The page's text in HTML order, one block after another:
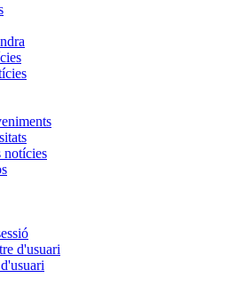
notícies
d'usuari